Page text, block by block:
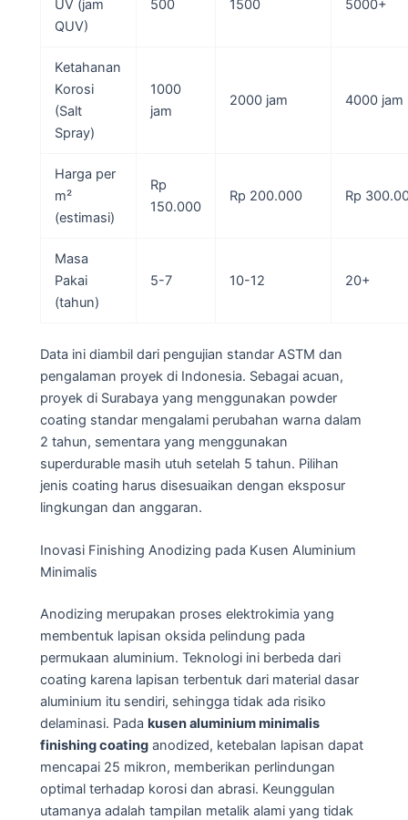
UV (jam
QUV)
500 1500 5000+
Ketahanan
Korosi
(Salt
Spray)
1000
jam
2000 jam 4000 jam
Harga per
m²
(estimasi)
Rp
150.000
Rp 200.000 Rp
Masa
Pakai
(tahun)
5-7 10-12 20+
Data ini diambil dari pengujian standar ASTM dan
pengalaman proyek di Indonesia. Sebagai acuan,
proyek di Surabaya yang menggunakan powder
coating standar mengalami perubahan warna dalam
2 tahun, sementara yang menggunakan
superdurable masih utuh setelah 5 tahun. Pilihan
jenis coating harus disesuaikan dengan eksposur
lingkungan dan anggaran.
Inovasi Finishing Anodizing pada Kusen Aluminium
Minimalis
Anodizing merupakan proses elektrokimia yang
membentuk lapisan oksida pelindung pada
permukaan aluminium. Teknologi ini berbeda dari
coating karena lapisan terbentuk dari material dasar
aluminium itu sendiri, sehingga tidak ada risiko
delaminasi. Pada kusen aluminium minimalis
finishing coating anodized, ketebalan lapisan dapat
mencapai 25 mikron, memberikan perlindungan
optimal terhadap korosi dan abrasi. Keunggulan
utamanya adalah tampilan metalik alami yang tidak